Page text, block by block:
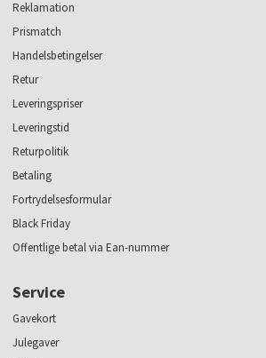
Reklamation
Prismatch
Handelsbetingelser
Retur
Leveringspriser
Leveringstid
Returpolitik
Betaling
Fortrydelsesformular
Black Friday
Offentlige betal via Ean-nummer
Service
Gavekort
Julegaver